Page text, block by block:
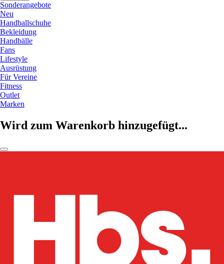
Sonderangebote
Neu
Handballschuhe
Bekleidung
Handbälle
Fans
Lifestyle
Ausrüstung
Für Vereine
Fitness
Outlet
Marken
Wird zum Warenkorb hinzugefügt...